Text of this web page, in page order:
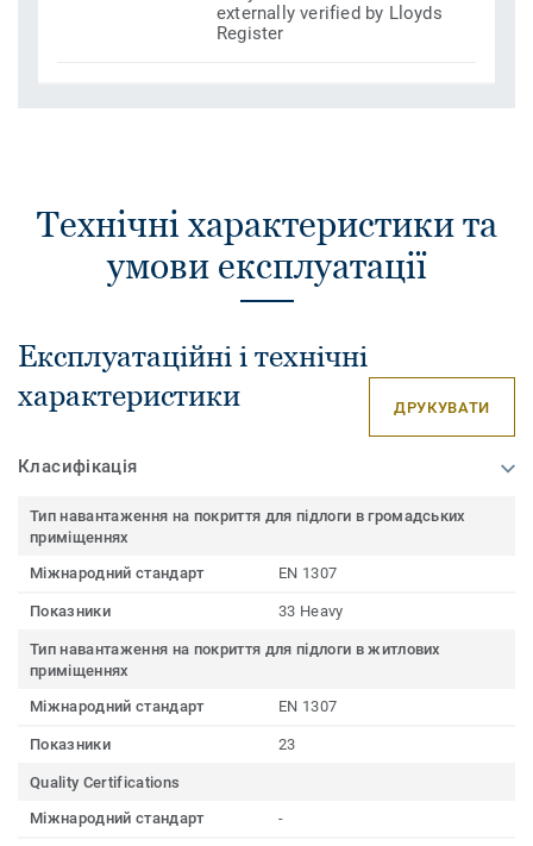
externally verified by Lloyds
Register
Технічні характеристики та
умови експлуатації
Експлуатаційні і технічні
характеристики
ДРУКУВАТИ
Класифікація
Тип навантаження на покриття для підлоги в громадських
приміщеннях
Міжнародний стандарт
EN 1307
Показники 33 Heavy
Тип навантаження на покриття для підлоги в житлових
приміщеннях
Міжнародний стандарт
EN 1307
Показники 23
Quality Certifications
Міжнародний стандарт
-